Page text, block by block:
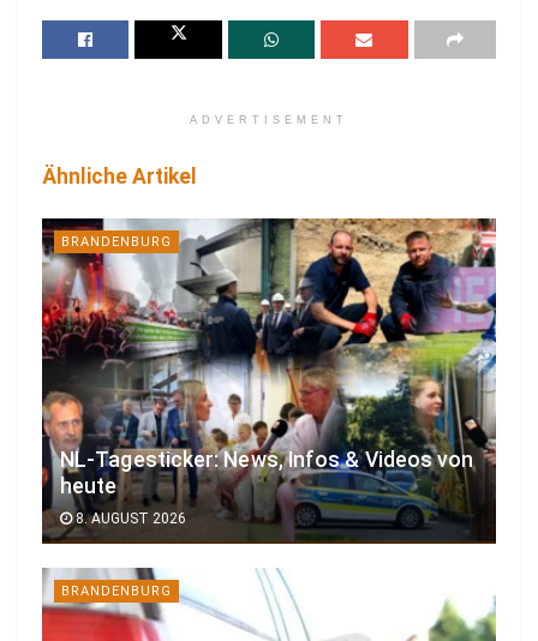
ADVERTISEMENT
Ähnliche Artikel
BRANDENBURG
NL-Tagesticker: News, Infos & Videos von
heute
8. AUGUST 2026
BRANDENBURG